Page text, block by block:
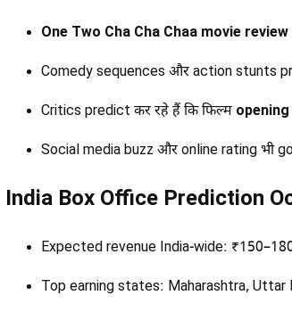
One Two Cha Cha Chaa movie
Comedy sequences और action stunts
Critics predict कर रहे हैं कि फिल्म
Social media buzz और online rating भी
India Box Office Prediction
Expected revenue India-wide:
Top earning states: Maharashtra, Uttar